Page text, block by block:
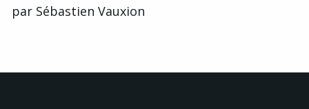
par Sébastien Vauxion